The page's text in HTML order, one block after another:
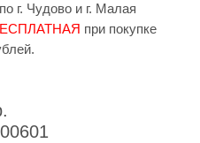
по г. Чудово и г. Малая
при покупке